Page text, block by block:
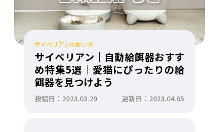
サイベリアンの飼い方
サイベリアン｜自動給餌器おすす
め特集5選｜愛猫にぴったりの給
餌器を見つけよう
投稿日：2023.03.29 更新日：2023.04.05